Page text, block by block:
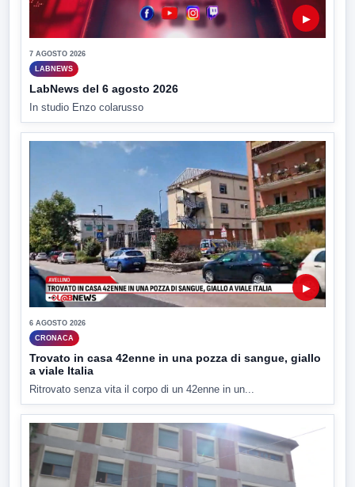
▶
7 AGOSTO 2026
LABNEWS
LabNews del 6 agosto 2026
In studio Enzo colarusso
▶
6 AGOSTO 2026
CRONACA
Trovato in casa 42enne in una pozza di sangue, giallo
a viale Italia
Ritrovato senza vita il corpo di un 42enne in un...